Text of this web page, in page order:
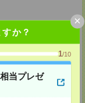
か？
1/10
当プレゼ
×